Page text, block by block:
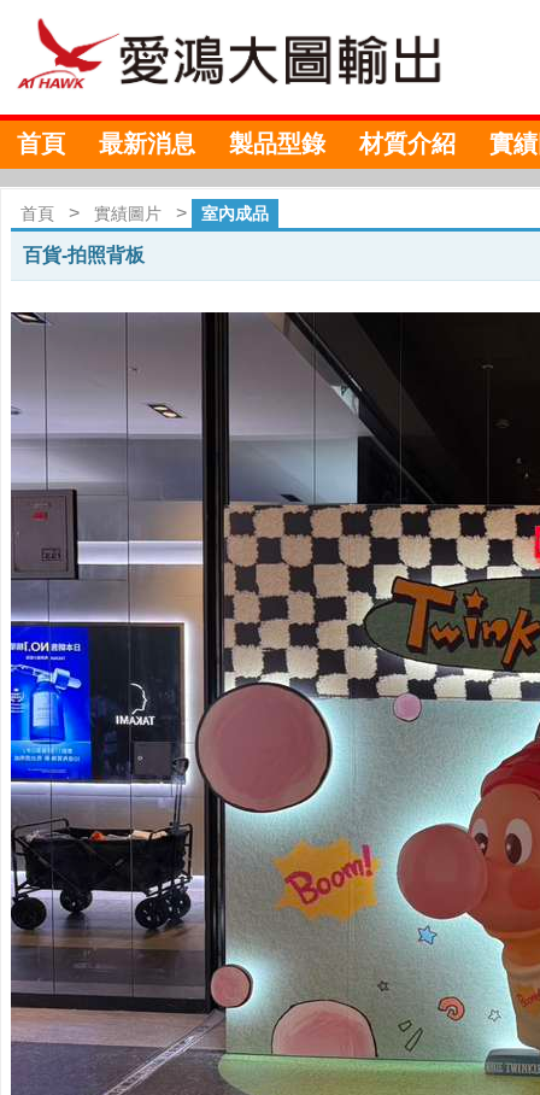
首頁 最新消息 製品型錄 材質介紹 實
首頁 > 實績圖片 > 室內成品
百貨-拍照背板